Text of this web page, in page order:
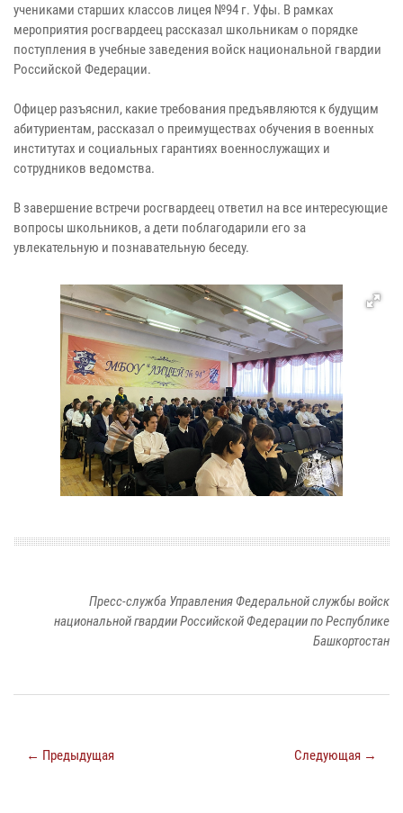
учениками старших классов лицея №94 г. Уфы. В рамках
мероприятия росгвардеец рассказал школьникам о порядке
поступления в учебные заведения войск национальной гвардии
Российской Федерации.
Офицер разъяснил, какие требования предъявляются к будущим
абитуриентам, рассказал о преимуществах обучения в военных
институтах и социальных гарантиях военнослужащих и
сотрудников ведомства.
В завершение встречи росгвардеец ответил на все интересующие
вопросы школьников, а дети поблагодарили его за
увлекательную и познавательную беседу.
Пресс-служба Управления Федеральной службы войск
национальной гвардии Российской Федерации по Республике
Башкортостан
← Предыдущая Следующая →